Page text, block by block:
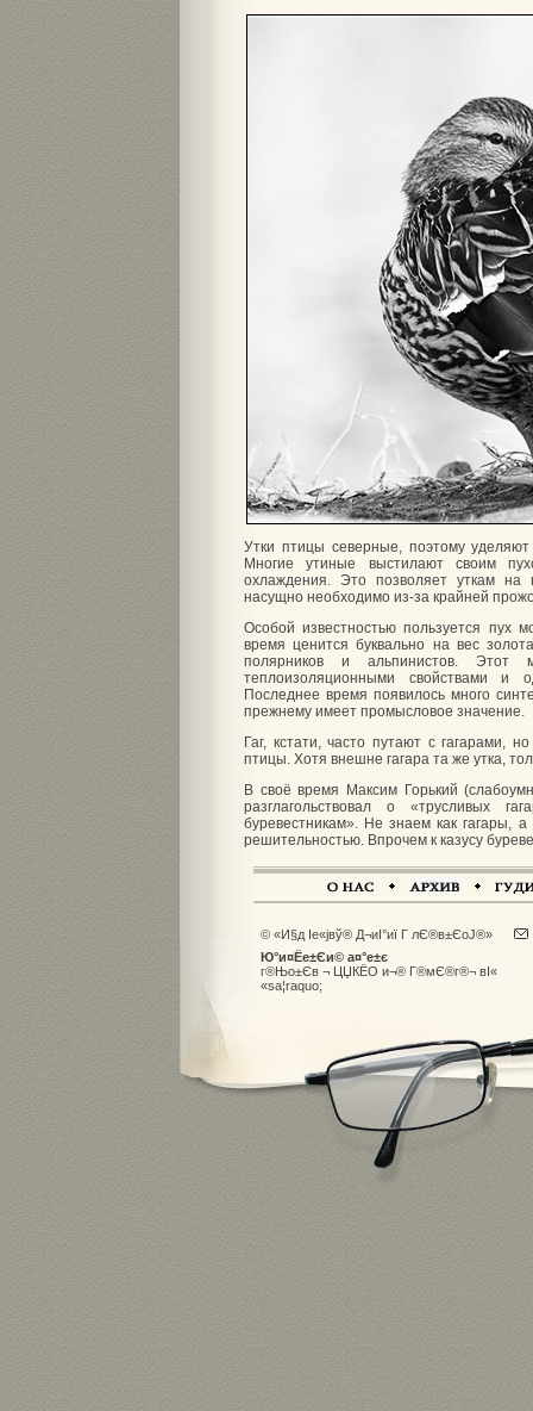
Утки птицы северные, поэтому
Многие утиные выстилают своим
охлаждения. Это позволяет уткам на
насущно необходимо из-за крайней
Особой известностью пользуется пух
время ценится буквально на вес
полярников и альпинистов. Этот
теплоизоляционными свойствами и
Последнее время появилось много
прежнему имеет промысловое значение.
Гаг, кстати, часто путают с гагарами,
птицы. Хотя внешне гагара та же утка,
В своё время Максим Горький
разглагольствовал о «трусливых
буревестникам». Не знаем как гагары,
решительностью. Впрочем к казусу
© «И§д Іе«јвў® Д¬иІ°иї Г лЄ®в±ЄоЈ®»
Ю°и¤Ёе±Єи© а¤°е±є
г®Њо±Єв ¬ ЦЏКЁО и¬® Г®мЄ®г®¬ вІ«
«sа­¦raquo;